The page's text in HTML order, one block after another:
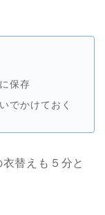
保存
でかけておく
替えも５分と